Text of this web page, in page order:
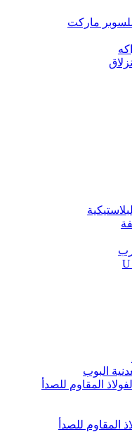
للسوبر ماركت
البوب
المقاوم للصدأ
المقاوم للصدأ